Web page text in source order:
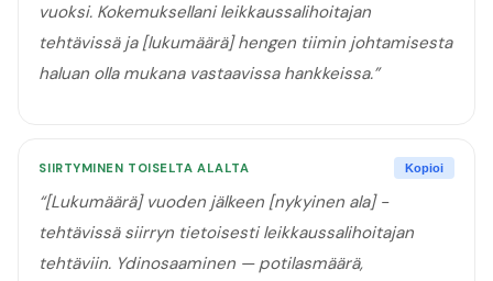
vuoksi. Kokemuksellani leikkaussalihoitajan
tehtävissä ja [lukumäärä] hengen tiimin johtamisesta
haluan olla mukana vastaavissa hankkeissa.”
SIIRTYMINEN TOISELTA ALALTA Kopioi
“[Lukumäärä] vuoden jälkeen [nykyinen ala] -
tehtävissä siirryn tietoisesti leikkaussalihoitajan
tehtäviin. Ydinosaaminen — potilasmäärä,